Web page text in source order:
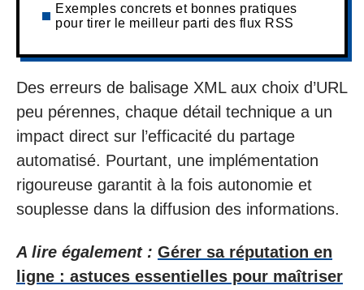
Exemples concrets et bonnes pratiques
pour tirer le meilleur parti des flux RSS
Des erreurs de balisage XML aux choix d’URL
peu pérennes, chaque détail technique a un
impact direct sur l’efficacité du partage
automatisé. Pourtant, une implémentation
rigoureuse garantit à la fois autonomie et
souplesse dans la diffusion des informations.
A lire également : Gérer sa réputation en
ligne : astuces essentielles pour maîtriser